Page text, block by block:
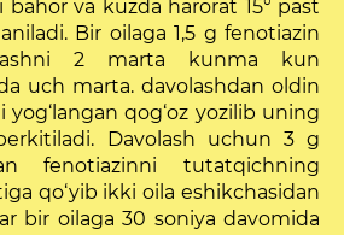
va kuzda harorat 15° past
Bir oilaga 1,5 g fenotiazin
2 marta kunma kun
uch marta. davolashdan oldin
qog‘oz yozilib uning
Davolash uchun 3 g
fenotiazinni tutatqichning
qo‘yib ikki oila eshik­chasidan
bir oilaga 30 soniya davomida